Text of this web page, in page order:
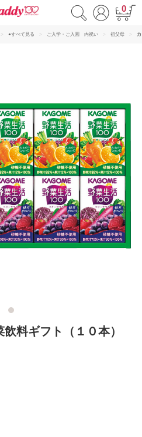
0
●すべて見る ご入学・ご入園 内祝い 祖父母
料ギフト（１０本）